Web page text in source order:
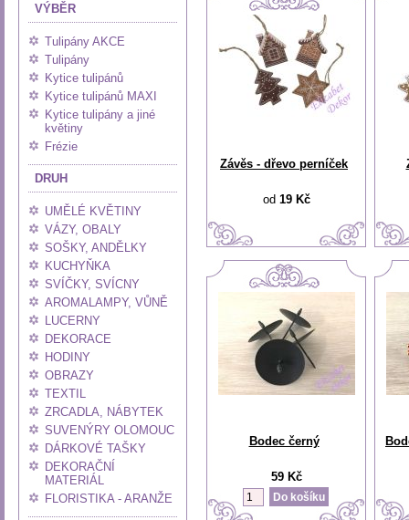
VÝBĚR
Tulipány AKCE
Tulipány
Kytice tulipánů
Kytice tulipánů MAXI
Kytice tulipány a jiné
květiny
Frézie
DRUH
UMĚLÉ KVĚTINY
VÁZY, OBALY
SOŠKY, ANDĚLKY
KUCHYŇKA
SVÍČKY, SVÍCNY
AROMALAMPY, VŮNĚ
LUCERNY
DEKORACE
HODINY
OBRAZY
TEXTIL
ZRCADLA, NÁBYTEK
SUVENÝRY OLOMOUC
DÁRKOVÉ TAŠKY
DEKORAČNÍ
MATERIÁL
FLORISTIKA - ARANŽE
Závěs - dřevo perníček
od 19 Kč
Bodec černý
59 Kč